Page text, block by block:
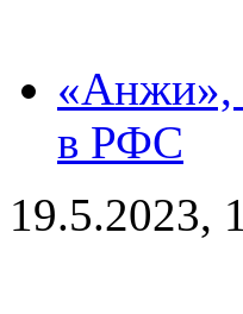
«Анжи»,
в РФС
19.5.2023,